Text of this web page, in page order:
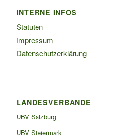
INTERNE INFOS
Statuten
Impressum
Datenschutzerklärung
LANDESVERBÄNDE
UBV Salzburg
UBV Steiermark